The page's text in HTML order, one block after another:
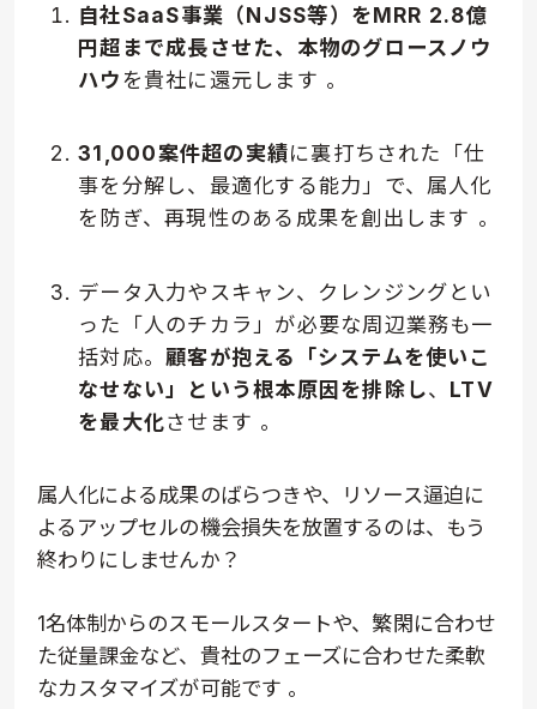
自社SaaS事業（NJSS等）をMRR 2.8億
円超まで成長させた、本物のグロースノウ
ハウを貴社に還元します 。
31,000案件超の実績に裏打ちされた「仕
事を分解し、最適化する能力」で、属人化
を防ぎ、再現性のある成果を創出します 。
データ入力やスキャン、クレンジングとい
った「人のチカラ」が必要な周辺業務も一
括対応。顧客が抱える「システムを使いこ
なせない」という根本原因を排除し、 LTV
を最大化させます 。
属人化による成果のばらつきや、リソース逼迫に
よるアップセルの機会損失を放置するのは、もう
終わりにしませんか？
1名体制からのスモールスタートや、繁閑に合わせ
た従量課金など、貴社のフェーズに合わせた柔軟
なカスタマイズが可能です 。